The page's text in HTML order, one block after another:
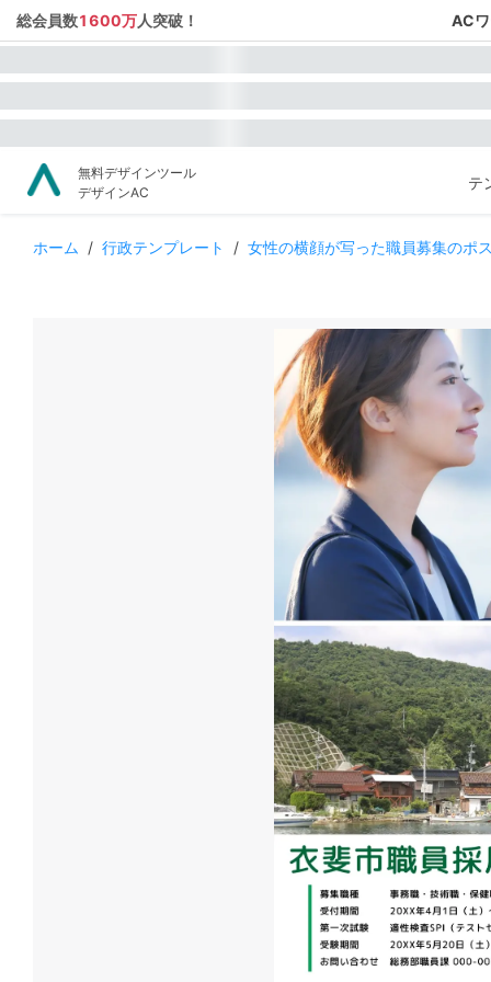
総会員数1600万人突破！ AC
無料デザインツール
デザインAC
テ
ホーム / 行政テンプレート / 女性の横顔が写った職員募集のポ